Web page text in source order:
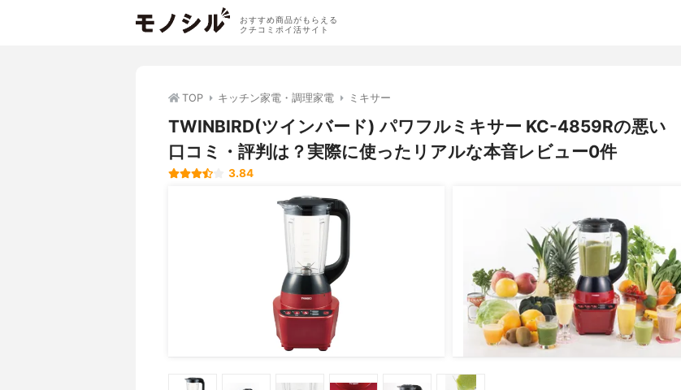
おすすめ商品がもらえる
クチコミポイ活サイト
TOP キッチン家電・調理家電 ミキサー
TWINBIRD(ツインバード) パワフルミキサー KC-4859Rの悪い
口コミ・評判は？実際に使ったリアルな本音レビュー0件
3.84